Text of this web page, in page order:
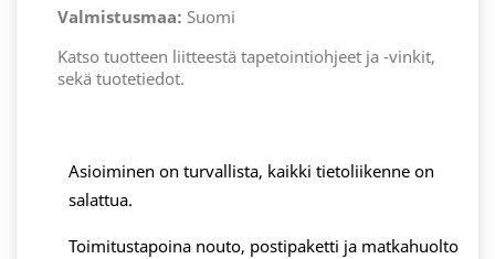
Valmistusmaa: Suomi
Katso tuotteen liitteestä tapetointiohjeet ja -vinkit,
sekä tuotetiedot.
Asioiminen on turvallista, kaikki tietoliikenne on
salattua.
Toimitustapoina nouto, postipaketti ja matkahuolto